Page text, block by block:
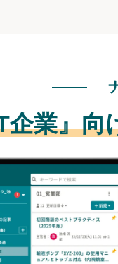
企業』向